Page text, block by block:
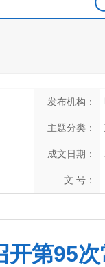
发布机构：
主题分类：
成文日期：
文 号：
开第95